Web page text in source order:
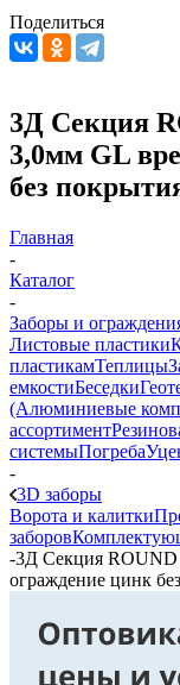
Поделиться
3Д Секция
3,0мм GL
без
Главная
-
Каталог
-
Заборы и
Листовые пластики
пластикамТеплицы
емкостиБеседки
(Алюминиевые
ассортимент
системыПогреба
-
3D заборы
Ворота и калитки
заборов
-3Д Секция ROUND
ограждение цинк